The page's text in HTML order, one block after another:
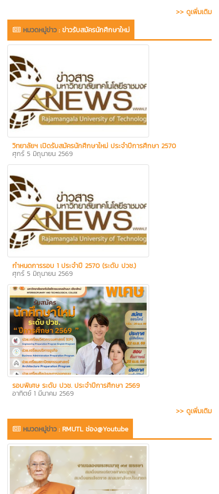
>> ดูเพิ่มเติม
หมวดหมู่ข่าว:ข่าวรับสมัครนักศึกษาใหม่
วิทยาลัยฯ เปิดรับสมัครนักศึกษาใหม่ ประจำปีการศึกษา 2570
ศุกร์ 5 มิถุนายน 2569
กำหนดการรอบ 1 ประจำปี 2570 (ระดับ ปวช.)
ศุกร์ 5 มิถุนายน 2569
รอบพิเศษ ระดับ ปวช. ประจำปีการศึกษา 2569
อาทิตย์ 1 มีนาคม 2569
>> ดูเพิ่มเติม
หมวดหมู่ข่าว: RMUTL ช่อง@Youtube